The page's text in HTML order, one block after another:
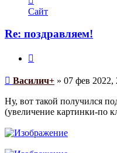
информация
пользователя
Сайт
Re: поздравляем!
Сообщение
Василич+ » 07 фев 2022,
Ну, вот такой получился
(увеличение картинки-по